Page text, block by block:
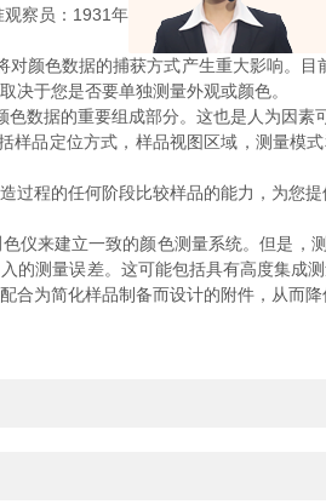
员：1931年2度和1964年10度。尽管
色数据的捕获方式产生重大影响。目
决于您是否要单独测量外观或颜色。
据的重要组成部分。这也是人为因素
品定位方式，样品视图区域，测量模
程的任何阶段比较样品的能力，为您提
来建立一致的颜色测量系统。但是，
的测量误差。这可能包括具有高度集
合为简化样品制备而设计的附件，从而降